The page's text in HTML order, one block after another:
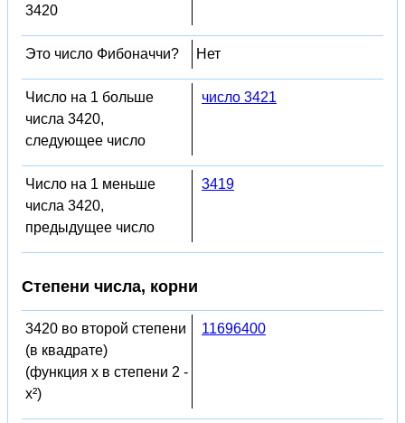
3420
Это число Фибоначчи? Нет
Число на 1 больше
числа 3420,
следующее число
число 3421
Число на 1 меньше
числа 3420,
предыдущее число
3419
Степени числа, корни
3420 во второй степени
(в квадрате)
(функция x в степени 2 -
x²)
11696400